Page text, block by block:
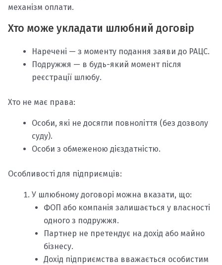
механізм оплати.
Хто може укладати шлюбний договір
Наречені — з моменту подання заяви до РАЦС.
Подружжя — в будь-який момент після
реєстрації шлюбу.
Хто не має права:
Особи, які не досягли повноліття (без дозволу
суду).
Особи з обмеженою дієздатністю.
Особливості для підприємців:
У шлюбному договорі можна вказати, що:
ФОП або компанія залишається у власності
одного з подружжя.
Партнер не претендує на дохід або майно
бізнесу.
Дохід підприємства вважається особистим